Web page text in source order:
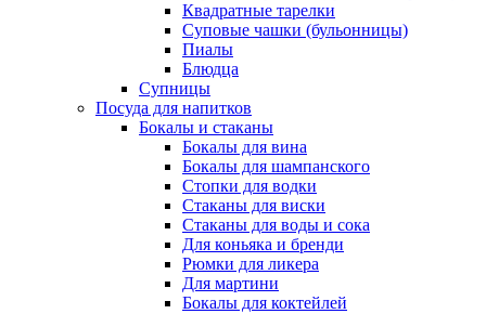
Квадратные тарелки
Суповые чашки (бульонницы)
Пиалы
Блюдца
Супницы
Посуда для напитков
Бокалы и стаканы
Бокалы для вина
Бокалы для шампанского
Стопки для водки
Стаканы для виски
Стаканы для воды и сока
Для коньяка и бренди
Рюмки для ликера
Для мартини
Бокалы для коктейлей